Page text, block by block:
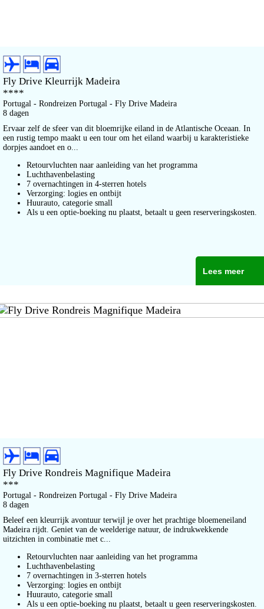
Fly Drive Kleurrijk Madeira
****
Portugal - Rondreizen Portugal - Fly Drive Madeira
8 dagen
Ervaar zelf de sfeer van dit bloemrijke eiland in de Atlantische Oceaan. In
een rustig tempo maakt u een tour om het eiland waarbij u karakteristieke
dorpjes aandoet en o...
Retourvluchten naar aanleiding van het programma
Luchthavenbelasting
7 overnachtingen in 4-sterren hotels
Verzorging: logies en ontbijt
Huurauto, categorie small
Als u een optie-boeking nu plaatst, betaalt u geen reserveringskosten.
Lees meer
Fly Drive Rondreis Magnifique Madeira
***
Portugal - Rondreizen Portugal - Fly Drive Madeira
8 dagen
Beleef een kleurrijk avontuur terwijl je over het prachtige bloemeneiland
Madeira rijdt. Geniet van de weelderige natuur, de indrukwekkende
uitzichten in combinatie met c...
Retourvluchten naar aanleiding van het programma
Luchthavenbelasting
7 overnachtingen in 3-sterren hotels
Verzorging: logies en ontbijt
Huurauto, categorie small
Als u een optie-boeking nu plaatst, betaalt u geen reserveringskosten.